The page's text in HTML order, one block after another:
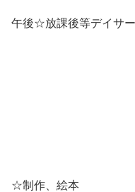
午後☆放課後等デイサ
☆制作、絵本